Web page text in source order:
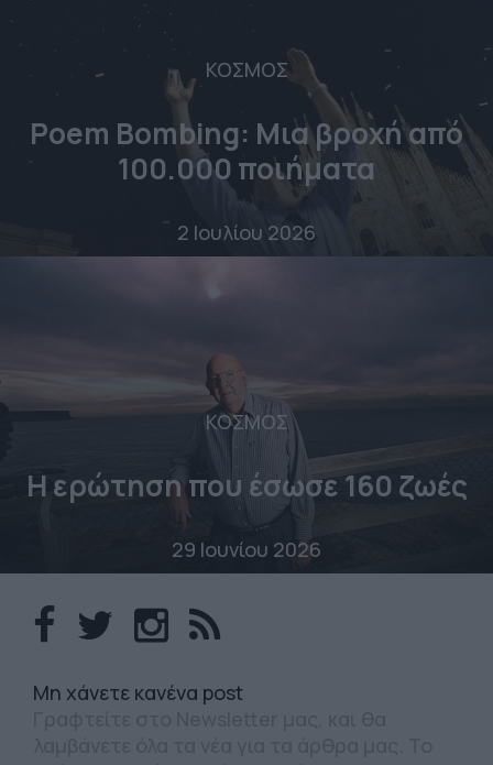
ΚΟΣΜΟΣ
Poem Bombing: Mια βροχή από
100.000 ποιήματα
2 Ιουλίου 2026
ΚΟΣΜΟΣ
Η ερώτηση που έσωσε 160 ζωές
29 Ιουνίου 2026
Mη χάνετε κανένα post